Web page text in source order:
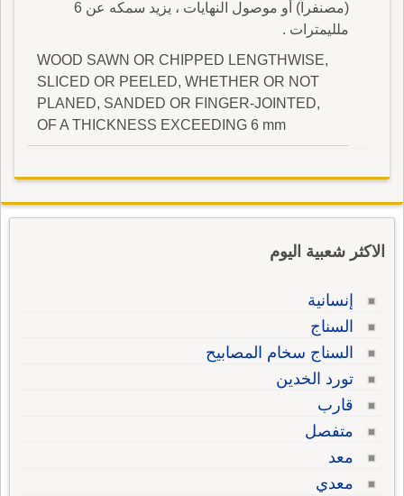
(مصنفراً) أو موصول النهايات ، يزيد سمكه عن 6
ملليمترات .
WOOD SAWN OR CHIPPED LENGTHWISE,
SLICED OR PEELED, WHETHER OR NOT
PLANED, SANDED OR FINGER-JOINTED,
OF A THICKNESS EXCEEDING 6 mm
الاكثر شعبية اليوم
إنسانية
السناج
السناج سخام المصابيح
تورد الخدين
قارب
متفصل
معد
معدي